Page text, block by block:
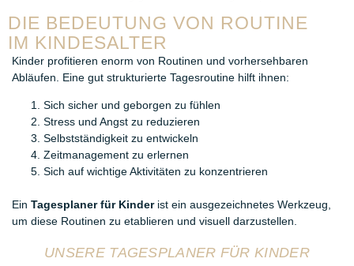
DIE BEDEUTUNG VON ROUTINE
IM KINDESALTER
Kinder profitieren enorm von Routinen und vorhersehbaren
Abläufen. Eine gut strukturierte Tagesroutine hilft ihnen:
Sich sicher und geborgen zu fühlen
Stress und Angst zu reduzieren
Selbstständigkeit zu entwickeln
Zeitmanagement zu erlernen
Sich auf wichtige Aktivitäten zu konzentrieren
Ein Tagesplaner für Kinderist ein ausgezeichnetes Werkzeug,
um diese Routinen zu etablieren und visuell darzustellen.
UNSERE TAGESPLANER FÜR KINDER